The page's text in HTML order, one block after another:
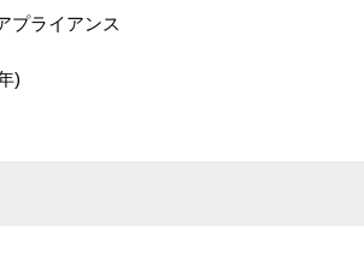
プライアンス
)